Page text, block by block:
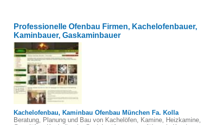
Professionelle Ofenbau Firmen, Kachelofenbauer,
Kaminbauer, Gaskaminbauer
Kachelofenbau, Kaminbau Ofenbau München Fa. Kolla
Beratung, Planung und Bau von Kachelöfen, Kamine, Heizkamine,